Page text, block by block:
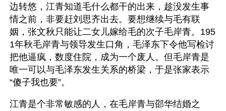
边转悠，江青知道毛什么都干的出来，趁没发生事
情之前，非要赶刘思齐出去。要想继续与毛有联
姻，张文秋只能让二女儿嫁给毛的次子毛岸青。195
1年秋毛岸青与领导发生口角，毛泽东下令他写检讨
把他逼疯，数度住院，成为一个废人。但毛岸青是
唯一可以与毛泽东发生关系的桥梁，于是张家表示
“傻子我也要”。
江青是个非常敏感的人，在毛岸青与邵华结婚之